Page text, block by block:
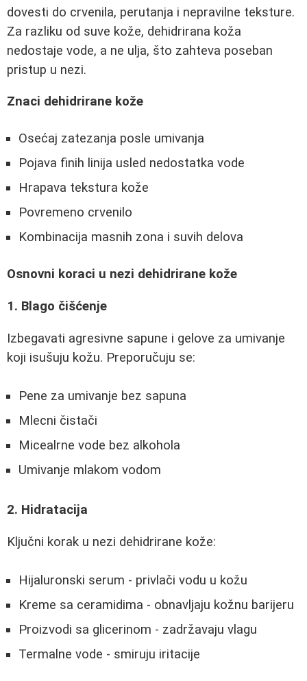
dovesti do crvenila, perutanja i nepravilne teksture.
Za razliku od suve kože, dehidrirana koža
nedostaje vode, a ne ulja, što zahteva poseban
pristup u nezi.
Znaci dehidrirane kože
Osećaj zatezanja posle umivanja
Pojava finih linija usled nedostatka vode
Hrapava tekstura kože
Povremeno crvenilo
Kombinacija masnih zona i suvih delova
Osnovni koraci u nezi dehidrirane kože
1. Blago čišćenje
Izbegavati agresivne sapune i gelove za umivanje
koji isušuju kožu. Preporučuju se:
Pene za umivanje bez sapuna
Mlecni čistači
Micealrne vode bez alkohola
Umivanje mlakom vodom
2. Hidratacija
Ključni korak u nezi dehidrirane kože:
Hijaluronski serum - privlači vodu u kožu
Kreme sa ceramidima - obnavljaju kožnu barijeru
Proizvodi sa glicerinom - zadržavaju vlagu
Termalne vode - smiruju iritacije